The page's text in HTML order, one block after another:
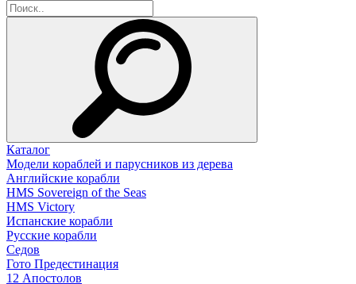
Каталог
Модели кораблей и парусников из дерева
Английские корабли
HMS Sovereign of the Seas
HMS Victory
Испанские корабли
Русские корабли
Седов
Гото Предестинация
12 Апостолов